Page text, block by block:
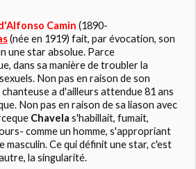
Camin (1890-
(née en 1919) fait, par évocation, son
une star absolue. Parce
dans sa manière de troubler la
Non pas en raison de son
a d'ailleurs attendue 81 ans
Non pas en raison de sa liason avec
Chavela s'habillait, fumait,
comme un homme, s'appropriant
Ce qui définit une star, c'est
la singularité.